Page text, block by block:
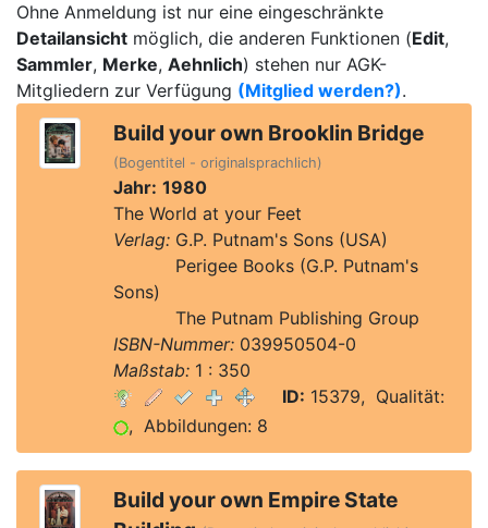
Ohne Anmeldung ist nur eine eingeschränkte
Detailansicht möglich, die anderen Funktionen (Edit,
Sammler, Merke, Aehnlich) stehen nur AGK-
Mitgliedern zur Verfügung (Mitglied werden?).
Build your own Brooklin Bridge
(Bogentitel - originalsprachlich)
Jahr: 1980
The World at your Feet
Verlag:G.P. Putnam's Sons (USA)
Perigee Books (G.P. Putnam's
Sons)
The Putnam Publishing Group
ISBN-Nummer:039950504-0
Maßstab:1 : 350
ID: 15379, Qualität:
, Abbildungen: 8
Build your own Empire State